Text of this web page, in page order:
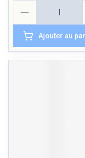
Ajouter au